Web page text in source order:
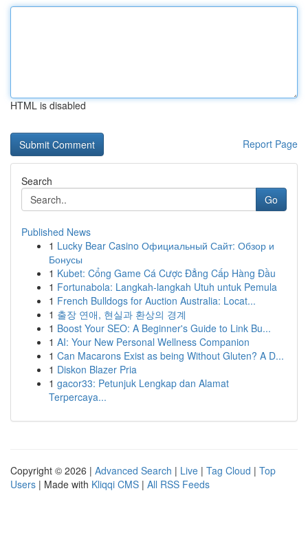
HTML is disabled
Report Page
Search
Go
Published News
1 Lucky Bear Casino Официальный Сайт: Обзор и
Бонусы
1 Kubet: Cổng Game Cá Cược Đẳng Cấp Hàng Đầu
1 Fortunabola: Langkah-langkah Utuh untuk Pemula
1 French Bulldogs for Auction Australia: Locat...
1 출장 연애, 현실과 환상의 경계
1 Boost Your SEO: A Beginner's Guide to Link Bu...
1 AI: Your New Personal Wellness Companion
1 Can Macarons Exist as being Without Gluten? A D...
1 Diskon Blazer Pria
1 gacor33: Petunjuk Lengkap dan Alamat
Terpercaya...
Copyright © 2026 | Advanced Search | Live | Tag Cloud | Top
Users | Made with Kliqqi CMS | All RSS Feeds